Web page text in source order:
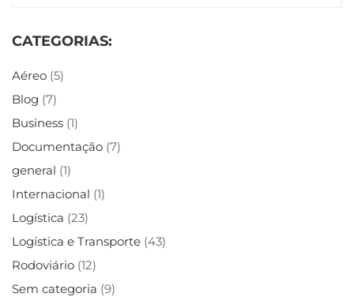
CATEGORIAS:
Aéreo (5)
Blog (7)
Business (1)
Documentação (7)
general (1)
Internacional (1)
Logística (23)
Logística e Transporte (43)
Rodoviário (12)
Sem categoria (9)